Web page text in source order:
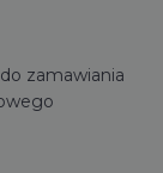
zamawiania